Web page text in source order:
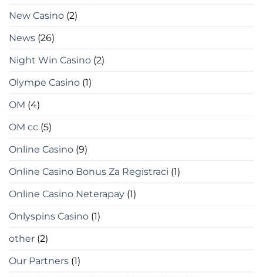
New Casino (2)
News (26)
Night Win Casino (2)
Olympe Casino (1)
OM (4)
OM cc (5)
Online Casino (9)
Online Casino Bonus Za Registraci (1)
Online Casino Neterapay (1)
Onlyspins Casino (1)
other (2)
Our Partners (1)